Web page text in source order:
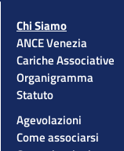
Chi Siamo
ANCE Venezia
Cariche Associative
Organigramma
Statuto
Agevolazioni
Come associarsi